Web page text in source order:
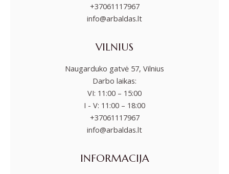
+37061117967
info@arbaldas.lt
VILNIUS
Naugarduko gatvė 57, Vilnius
Darbo laikas:
VI: 11:00 – 15:00
I - V: 11:00 – 18:00
+37061117967
info@arbaldas.lt
INFORMACIJA